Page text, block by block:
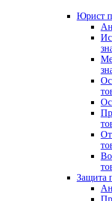
Юрист
Защита